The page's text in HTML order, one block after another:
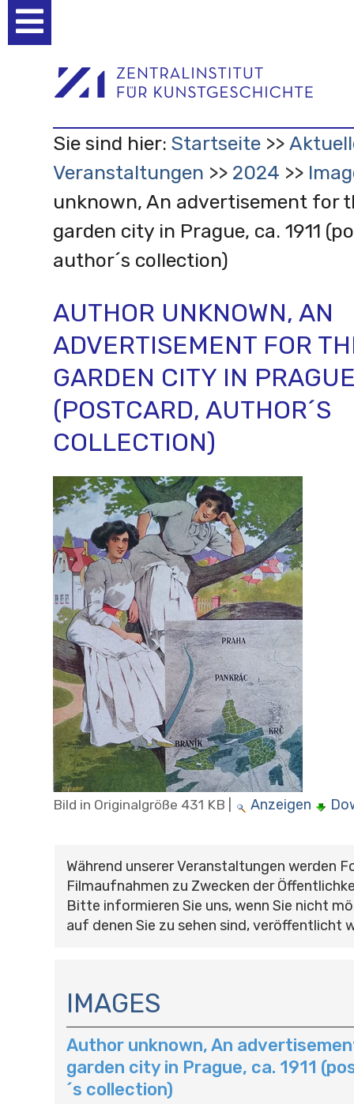
Werkzeuge
Sie sind hier: Startseite
Veranstaltungen
2024
unknown, An advertisement for
garden city in Prague, ca. 1911
author´s collection)
AUTHOR UNKNOWN, AN
ADVERTISEMENT FOR
GARDEN CITY IN
(POSTCARD, AUTHOR´S
COLLECTION)
Bild in Originalgröße 431 KB Anzeigen
Während unserer Veranstaltungen werden
Filmaufnahmen zu Zwecken der
Bitte informieren Sie uns, wenn Sie nicht
auf denen Sie zu sehen sind, veröffentlicht
A
V
I
G
A
T
IMAGES
Author unknown, An
garden city in Prague, ca. 1911
´s collection)